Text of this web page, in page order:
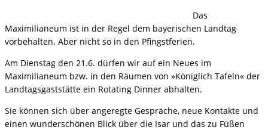
Das
Maximilianeum ist in der Regel dem bayerischen Landtag
vorbehalten. Aber nicht so in den Pfingstferien.
Am Dienstag den 21.6. dürfen wir auf ein Neues im
Maximilianeum bzw. in den Räumen von »Königlich Tafeln« der
Landtagsgaststätte ein Rotating Dinner abhalten.
Sie können sich über angeregte Gespräche, neue Kontakte und
einen wunderschönen Blick über die Isar und das zu Füßen